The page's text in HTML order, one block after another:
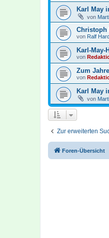
Karl May
von
Christoph
von Ralf
Karl-May-
von
Zum
von
Karl May
von
Zur erweiterten
Foren-Übersicht